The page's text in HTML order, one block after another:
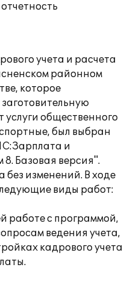
учета и расчета
районном
которое
услуги общественного
был выбран
и
Базовая версия".
изменений. В ходе
виды работ:
работе с программой,
ведения учета,
кадрового учета